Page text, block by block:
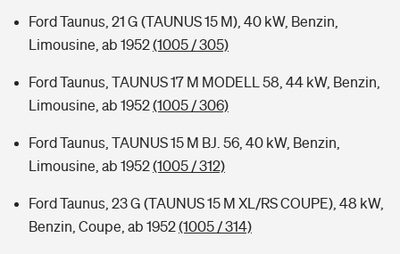
Ford Taunus, 21 G (TAUNUS 15 M), 40 kW, Benzin,
Limousine, ab 1952(1005 / 305)
Ford Taunus, TAUNUS 17 M MODELL 58, 44 kW, Benzin,
Limousine, ab 1952(1005 / 306)
Ford Taunus, TAUNUS 15 M BJ. 56, 40 kW, Benzin,
Limousine, ab 1952(1005 / 312)
Ford Taunus, 23 G (TAUNUS 15 M XL/RS COUPE), 48 kW,
Benzin, Coupe, ab 1952(1005 / 314)